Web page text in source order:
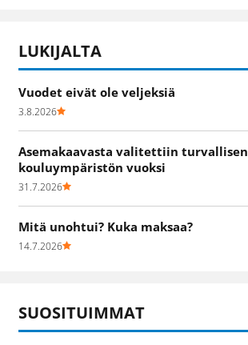
LUKIJALTA
Vuodet eivät ole veljeksiä
3.8.2026
Asemakaavasta valitettiin turvallisen
kouluympäristön vuoksi
31.7.2026
Mitä unohtui? Kuka maksaa?
14.7.2026
SUOSITUIMMAT